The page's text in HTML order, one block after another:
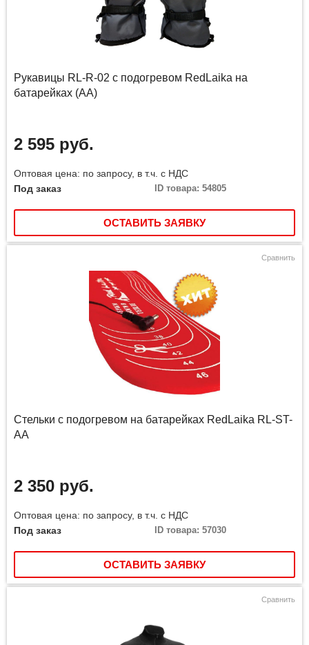
Рукавицы RL-R-02 с подогревом RedLaika на
батарейках (AA)
2 595 руб.
Оптовая цена: по запросу, в т.ч. с НДС
Под заказ
ID товара: 54805
ОСТАВИТЬ ЗАЯВКУ
Сравнить
Стельки с подогревом на батарейках RedLaika RL-ST-
AA
2 350 руб.
Оптовая цена: по запросу, в т.ч. с НДС
Под заказ
ID товара: 57030
ОСТАВИТЬ ЗАЯВКУ
Сравнить